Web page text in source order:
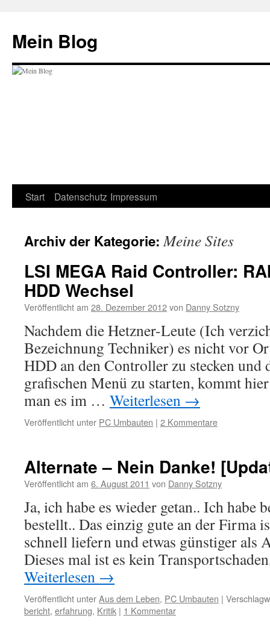
springen
Mein Blog
Start Datenschutz Impressum
Archiv der Kategorie:Meine Sites
LSI MEGA Raid Controller:
HDD Wechsel
Veröffentlicht am 28. Dezember 2012von Danny Sotzny
Nachdem die Hetzner-Leute (Ich
Bezeichnung Techniker) es nicht vor
HDD an den Controller zu stecken und
grafischen Menü zu starten, kommt
man es im … Weiterlesen →
Veröffentlicht unter PC Umbauten | 2 Kommentare
Alternate – Nein Danke!
Veröffentlicht am 6. August 2011 von Danny Sotzny
Ja, ich habe es wieder getan.. Ich habe
bestellt.. Das einzig gute an der Firma
schnell liefern und etwas günstiger als
Dieses mal ist es kein
Weiterlesen →
Veröffentlicht unterAus dem Leben, PC Umbauten |
bericht, erfahrung, Kritik | 1 Kommentar